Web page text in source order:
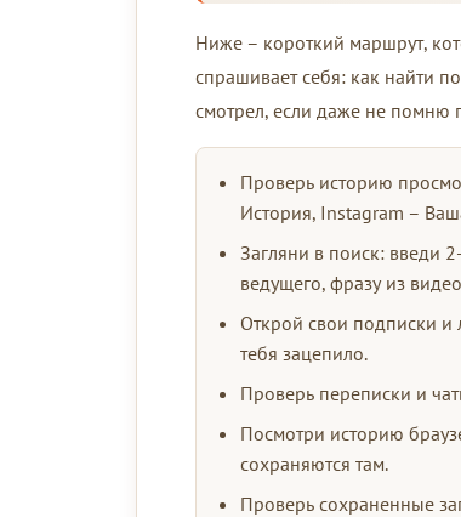
Ниже – короткий маршрут,
спрашивает себя: как найти
смотрел, если даже не помню
Проверь историю
История, Instagram –
Загляни в поиск: введи
ведущего, фразу из
Открой свои подписки и
тебя зацепило.
Проверь переписки и
Посмотри историю
сохраняются там.
Проверь сохраненные